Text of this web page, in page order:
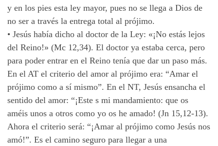
y en los pies esta ley mayor, pues no se llega a Dios de
no ser a través la entrega total al prójimo.
• Jesús había dicho al doctor de la Ley: «¡No estás lejos
del Reino!» (Mc 12,34). El doctor ya estaba cerca, pero
para poder entrar en el Reino tenía que dar un paso más.
En el AT el criterio del amor al prójimo era: “Amar el
prójimo como a sí mismo”. En el NT, Jesús ensancha el
sentido del amor: “¡Este s mi mandamiento: que os
améis unos a otros como yo os he amado! (Jn 15,12-13).
Ahora el criterio será: “¡Amar al prójimo como Jesús nos
amó!”. Es el camino seguro para llegar a una